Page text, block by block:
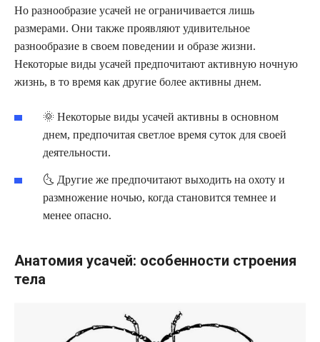
Но разнообразие усачей не ограничивается лишь
размерами. Они также проявляют удивительное
разнообразие в своем поведении и образе жизни.
Некоторые виды усачей предпочитают активную ночную
жизнь, в то время как другие более активны днем.
🌞 Некоторые виды усачей активны в основном
днем, предпочитая светлое время суток для своей
деятельности.
🌜 Другие же предпочитают выходить на охоту и
размножение ночью, когда становится темнее и
менее опасно.
Анатомия усачей: особенности строения
тела